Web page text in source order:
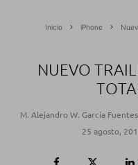
Inicio iPhone
NUEVO
M. Alejandro W. García
25 agosto,